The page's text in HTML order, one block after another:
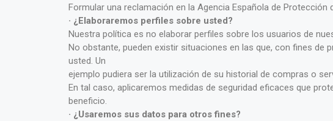
Formular una reclamación en la Agencia Española de
· ¿Elaboraremos perfiles sobre usted?
Nuestra política es no elaborar perfiles sobre los usuarios de
No obstante, pueden existir situaciones en las que, con fines
usted. Un
ejemplo pudiera ser la utilización de su historial de compras o
En tal caso, aplicaremos medidas de seguridad eficaces que
beneficio.
· ¿Usaremos sus datos para otros fines?